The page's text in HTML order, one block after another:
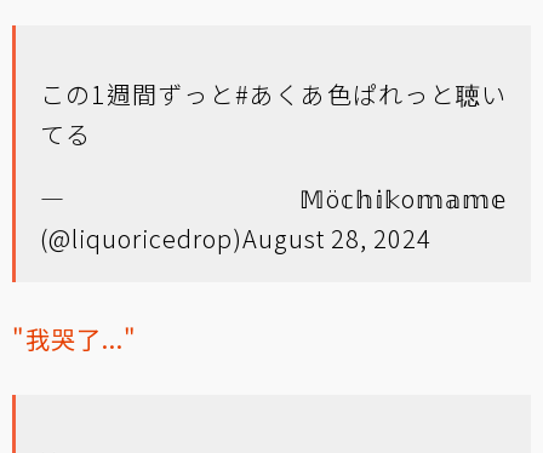
この1週間ずっと#あくあ色ぱれっと聴い
てる
— 𝕄ö𝕔𝕙𝕚𝕜o𝕞𝕒𝕞𝕖
(@liquoricedrop)August 28, 2024
"我哭了..."